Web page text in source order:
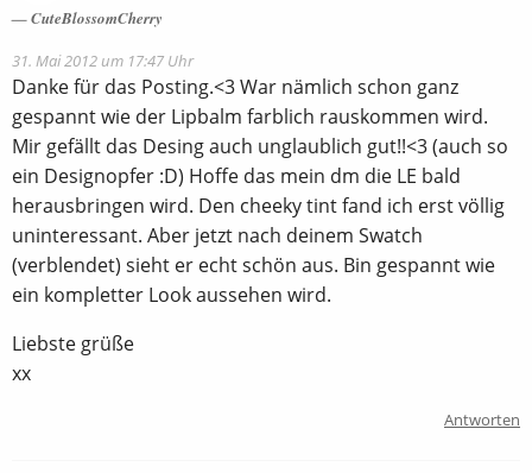
CuteBlossomCherry
31. Mai 2012 um 17:47 Uhr
Danke für das Posting.<3 War nämlich schon ganz
gespannt wie der Lipbalm farblich rauskommen wird.
Mir gefällt das Desing auch unglaublich gut!!<3 (auch so
ein Designopfer :D) Hoffe das mein dm die LE bald
herausbringen wird. Den cheeky tint fand ich erst völlig
uninteressant. Aber jetzt nach deinem Swatch
(verblendet) sieht er echt schön aus. Bin gespannt wie
ein kompletter Look aussehen wird.
Liebste grüße
xx
Antworten